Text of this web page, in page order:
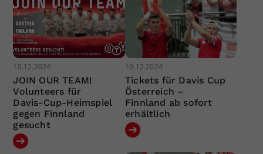
10.12.2024
JOIN OUR TEAM!
Volunteers für
Davis-Cup-Heimspiel
gegen Finnland
gesucht
10.12.2024
Tickets für Davis Cup
Österreich –
Finnland ab sofort
erhältlich